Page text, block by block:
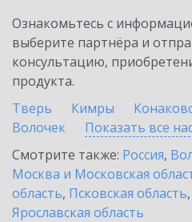
Ознакомьтесь с
выберите партнёра и
консультацию,
продукта.
Тверь
Кимры
Волочек
Показать все
Смотрите также: Россия,
Москва и Московская
область, Псковская область,
Ярославская область